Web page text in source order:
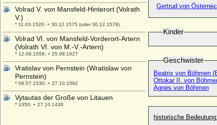
Gertrud von
Kinder
Geschwister
Beatrix von Böhmen
Ottokar II. von
Agnes von Böhmen
historische
Volrad V. von Mansfeld-Hinterort (Volrath
V.)
* 11.03.1520; + 30.12.1575 (oder 30.12.1578)
Volrad VI. von Mansfeld-Vorderort-Artern
(Volrath VI. von M.-V.-Artern)
* 12.08.1558; + 25.08.1627
Vratislav von Pernstein (Wratislaw von
Pernstein)
* 09.07.1530; + 27.10.1582
Vytautas der Große von Litauen
* 1350; + 27.10.1430